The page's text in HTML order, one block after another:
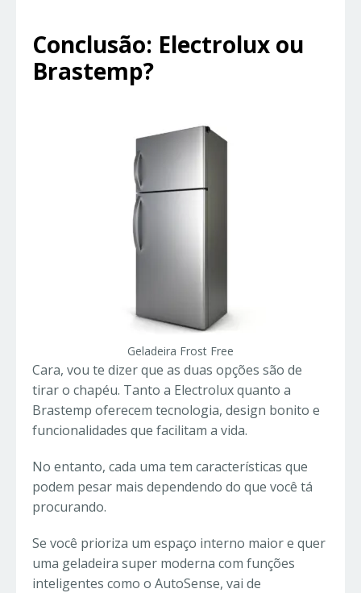
Conclusão: Electrolux ou
Brastemp?
Geladeira Frost Free
Cara, vou te dizer que as duas opções são de
tirar o chapéu. Tanto a Electrolux quanto a
Brastemp oferecem tecnologia, design bonito e
funcionalidades que facilitam a vida.
No entanto, cada uma tem características que
podem pesar mais dependendo do que você tá
procurando.
Se você prioriza um espaço interno maior e quer
uma geladeira super moderna com funções
inteligentes como o AutoSense, vai de